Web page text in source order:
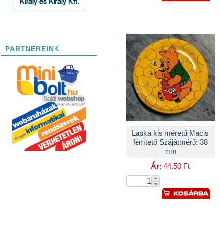
PARTNEREINK
Lapka kis méretű Macis
fémtető Szájátmérő: 38
mm
Ár:44,50 Ft